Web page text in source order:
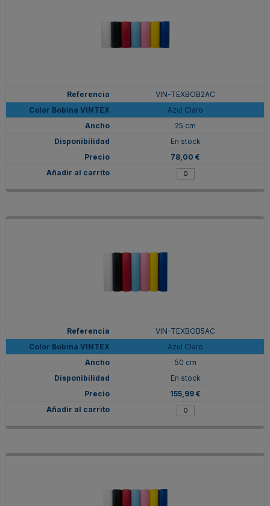
VIN-TEXBOB2AC
Azul Claro
25 cm
En stock
78,00 €
VIN-TEXBOB5AC
Azul Claro
50 cm
En stock
155,99 €